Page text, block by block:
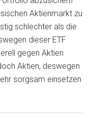
Aktienmarkt zu
schlechter als die
dieser ETF
gegen Aktien
Aktien, deswegen
sorgsam einsetzen